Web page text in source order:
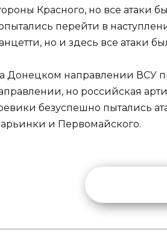
Красного, но все атаки
перейти в
но и здесь все атаки
Донецком направлении ВСУ
но российская
безуспешно пытались
и Первомайского.